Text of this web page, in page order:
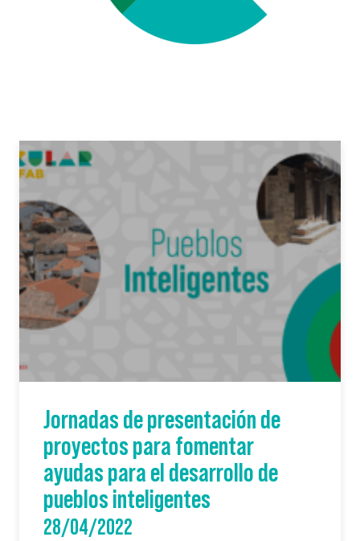
Jornadas de presentación de
proyectos para fomentar
ayudas para el desarrollo de
pueblos inteligentes
28/04/2022